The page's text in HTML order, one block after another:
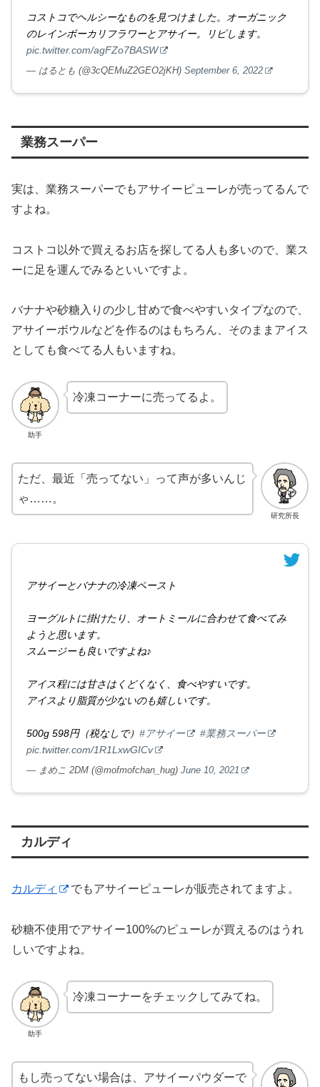
コストコでヘルシーなものを見つけました。オーガニック
のレインボーカリフラワーとアサイー。リピします。
pic.twitter.com/agFZo7BASW
— はるとも (@3cQEMuZ2GEO2jKH) September 6, 2022
業務スーパー
実は、業務スーパーでもアサイーピューレが売ってるんで
すよね。
コストコ以外で買えるお店を探してる人も多いので、業ス
ーに足を運んでみるといいですよ。
バナナや砂糖入りの少し甘めで食べやすいタイプなので、
アサイーボウルなどを作るのはもちろん、そのままアイス
としても食べてる人もいますね。
助手
冷凍コーナーに売ってるよ。
研究所長
ただ、最近「売ってない」って声が多いんじ
ゃ……。
アサイーとバナナの冷凍ペースト
ヨーグルトに掛けたり、オートミールに合わせて食べてみ
ようと思います。
スムージーも良いですよね♪
アイス程には甘さはくどくなく、食べやすいです。
アイスより脂質が少ないのも嬉しいです。
500g 598円（税なしで） #アサイー
#業務スーパー
pic.twitter.com/1R1LxwGICv
— まめこ 2DM (@mofmofchan_hug) June 10, 2021
カルディ
カルディ でもアサイーピューレが販売されてますよ。
砂糖不使用でアサイー100%のピューレが買えるのはうれ
しいですよね。
助手
冷凍コーナーをチェックしてみてね。
もし売ってない場合は、アサイーパウダーで